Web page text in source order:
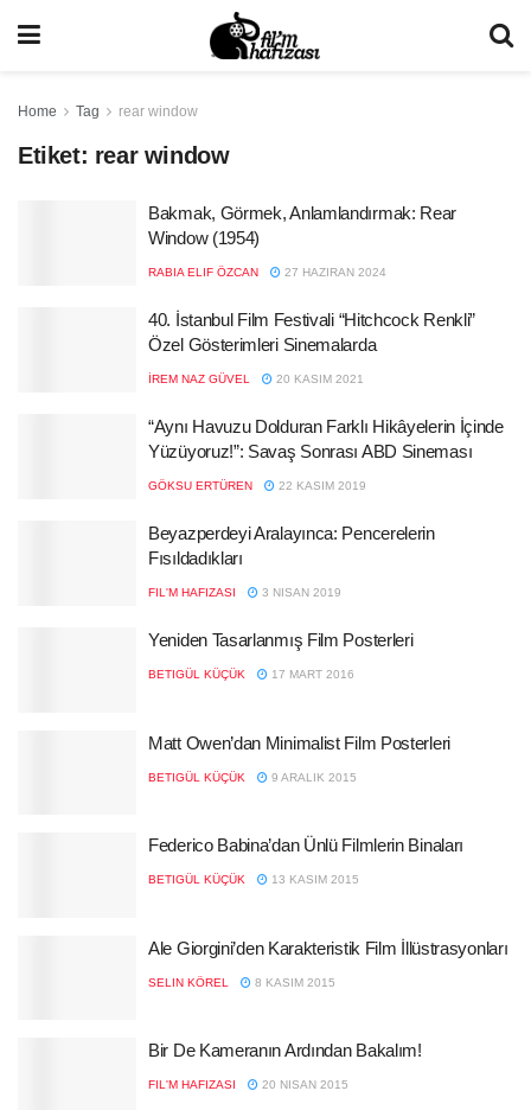
Home Tag rear window
Etiket: rear window
Bakmak, Görmek, Anlamlandırmak: Rear
Window (1954)
RABIA ELIF ÖZCAN 27 HAZIRAN 2024
40. İstanbul Film Festivali “Hitchcock Renkli”
Özel Gösterimleri Sinemalarda
İREM NAZ GÜVEL 20 KASIM 2021
“Aynı Havuzu Dolduran Farklı Hikâyelerin İçinde
Yüzüyoruz!”: Savaş Sonrası ABD Sineması
GÖKSU ERTÜREN 22 KASIM 2019
Beyazperdeyi Aralayınca: Pencerelerin
Fısıldadıkları
FIL'M HAFIZASI 3 NISAN 2019
Yeniden Tasarlanmış Film Posterleri
BETIGÜL KÜÇÜK 17 MART 2016
Matt Owen’dan Minimalist Film Posterleri
BETIGÜL KÜÇÜK 9 ARALIK 2015
Federico Babina’dan Ünlü Filmlerin Binaları
BETIGÜL KÜÇÜK 13 KASIM 2015
Ale Giorgini’den Karakteristik Film İllüstrasyonları
SELIN KÖREL 8 KASIM 2015
Bir De Kameranın Ardından Bakalım!
FIL'M HAFIZASI 20 NISAN 2015